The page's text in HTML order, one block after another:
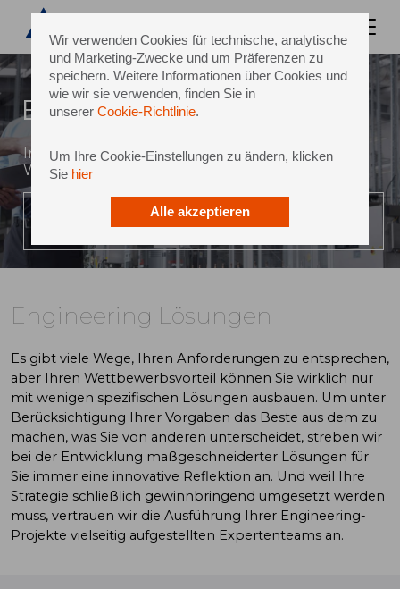
Wir verwenden Cookies für technische, analytische
und Marketing-Zwecke und um Präferenzen zu
speichern. Weitere Informationen über Cookies und
wie wir sie verwenden, finden Sie in
unserer Cookie-Richtlinie.
Um Ihre Cookie-Einstellungen zu ändern, klicken
Sie hier
Alle akzeptieren
Engineering Lösungen
Innovatives Denken und Know-how der
Weltklasse
VIDEO ABSPIELEN
Engineering Lösungen
Es gibt viele Wege, Ihren Anforderungen zu entsprechen,
aber Ihren Wettbewerbsvorteil können Sie wirklich nur
mit wenigen spezifischen Lösungen ausbauen. Um unter
Berücksichtigung Ihrer Vorgaben das Beste aus dem zu
machen, was Sie von anderen unterscheidet, streben wir
bei der Entwicklung maßgeschneiderter Lösungen für
Sie immer eine innovative Reflektion an. Und weil Ihre
Strategie schließlich gewinnbringend umgesetzt werden
muss, vertrauen wir die Ausführung Ihrer Engineering-
Projekte vielseitig aufgestellten Expertenteams an.